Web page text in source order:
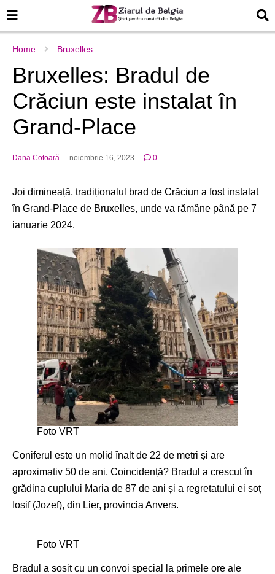
Home Bruxelles
Bruxelles: Bradul de
Crăciun este instalat în
Grand-Place
Dana Cotoară noiembrie 16, 2023 0
Joi dimineață, tradiționalul brad de Crăciun a fost instalat
în Grand-Place de Bruxelles, unde va rămâne până pe 7
ianuarie 2024.
Foto VRT
Coniferul este un molid înalt de 22 de metri și are
aproximativ 50 de ani. Coincidență? Bradul a crescut în
grădina cuplului Maria de 87 de ani și a regretatului ei soț
Iosif (Jozef), din Lier, provincia Anvers.
Foto VRT
Bradul a sosit cu un convoi special la primele ore ale